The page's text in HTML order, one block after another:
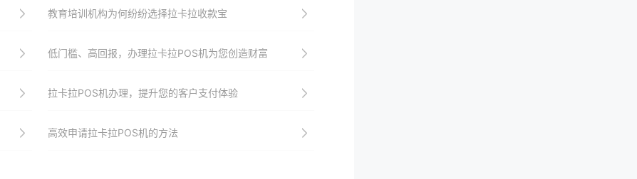
教育培训机构为何纷纷选择拉卡拉收款宝
低门槛、高回报，办理拉卡拉POS机为您创造财富
拉卡拉POS机办理，提升您的客户支付体验
高效申请拉卡拉POS机的方法